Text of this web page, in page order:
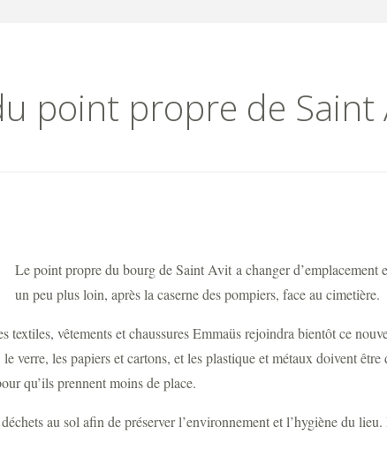
point propre de Saint
Le point propre du bourg de Saint Avit a changer d’emplacement
un peu plus loin, après la caserne des pompiers, face au cimetière.
textiles, vêtements et chaussures Emmaüs rejoindra bientôt ce
verre, les papiers et cartons, et les plastique et métaux doivent
qu’ils prennent moins de place.
au sol afin de préserver l’environnement et l’hygiène du